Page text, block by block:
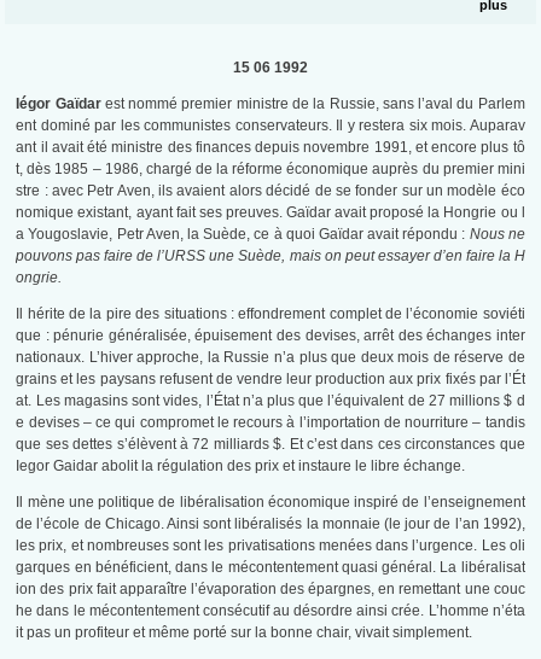
plus
15 06 1992
Iégor Gaïdarest nommé premier ministre de la Russie, sans l’aval du Parlem
ent dominé par les communistes conservateurs. Il y restera six mois. Auparav
ant il avait été ministre des finances depuis novembre 1991, et encore plus tô
t, dès 1985 – 1986, chargé de la réforme économique auprès du premier mini
stre : avec Petr Aven, ils avaient alors décidé de se fonder sur un modèle éco
nomique existant, ayant fait ses preuves. Gaïdar avait proposé la Hongrie ou l
a Yougoslavie, Petr Aven, la Suède, ce à quoi Gaïdar avait répondu : Nous ne
pouvons pas faire de l’URSS une Suède, mais on peut essayer d’en faire la H
ongrie.
Il hérite de la pire des situations : effondrement complet de l’économie soviéti
que : pénurie généralisée, épuisement des devises, arrêt des échanges inter
nationaux. L’hiver approche, la Russie n’a plus que deux mois de réserve de
grains et les paysans refusent de vendre leur production aux prix fixés par l’Ét
at. Les magasins sont vides, l’État n’a plus que l’équivalent de 27 millions $ d
e devises – ce qui compromet le recours à l’importation de nourriture – tandis
que ses dettes s’élèvent à 72 milliards $. Et c’est dans ces circonstances que
Iegor Gaidar abolit la régulation des prix et instaure le libre échange.
Il mène une politique de libéralisation économique inspiré de l’enseignement
de l’école de Chicago. Ainsi sont libéralisés la monnaie (le jour de l’an 1992),
les prix, et nombreuses sont les privatisations menées dans l’urgence. Les oli
garques en bénéficient, dans le mécontentement quasi général. La libéralisat
ion des prix fait apparaître l’évaporation des épargnes, en remettant une couc
he dans le mécontentement consécutif au désordre ainsi crée. L’homme n’éta
it pas un profiteur et même porté sur la bonne chair, vivait simplement.